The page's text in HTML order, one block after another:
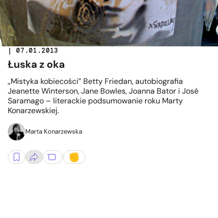
| 07.01.2013
Łuska z oka
„Mistyka kobiecości” Betty Friedan, autobiografia
Jeanette Winterson, Jane Bowles, Joanna Bator i José
Saramago – literackie podsumowanie roku Marty
Konarzewskiej.
Marta Konarzewska